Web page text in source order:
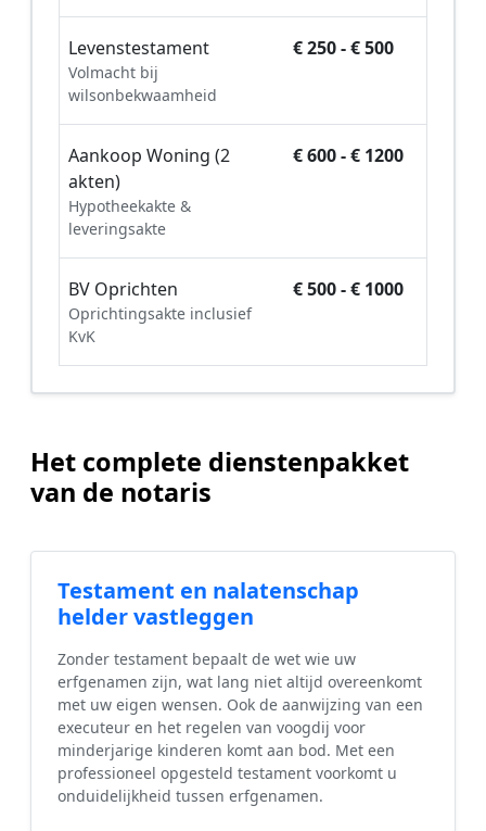
Levenstestament
Volmacht bij
wilsonbekwaamheid
€ 250 - € 500
Aankoop Woning (2
akten)
Hypotheekakte &
leveringsakte
€ 600 - € 1200
BV Oprichten
Oprichtingsakte inclusief
KvK
€ 500 - € 1000
Het complete dienstenpakket
van de notaris
Testament en nalatenschap
helder vastleggen
Zonder testament bepaalt de wet wie uw
erfgenamen zijn, wat lang niet altijd overeenkomt
met uw eigen wensen. Ook de aanwijzing van een
executeur en het regelen van voogdij voor
minderjarige kinderen komt aan bod. Met een
professioneel opgesteld testament voorkomt u
onduidelijkheid tussen erfgenamen.